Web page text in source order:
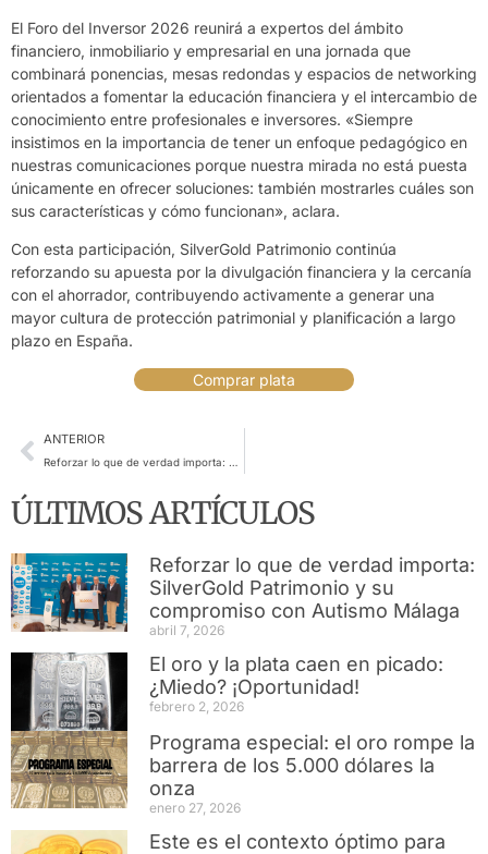
El Foro del Inversor 2026 reunirá a expertos del ámbito
financiero, inmobiliario y empresarial en una jornada que
combinará ponencias, mesas redondas y espacios de networking
orientados a fomentar la educación financiera y el intercambio de
conocimiento entre profesionales e inversores. «Siempre
insistimos en la importancia de tener un enfoque pedagógico en
nuestras comunicaciones porque nuestra mirada no está puesta
únicamente en ofrecer soluciones: también mostrarles cuáles son
sus características y cómo funcionan», aclara.
Con esta participación, SilverGold Patrimonio continúa
reforzando su apuesta por la divulgación financiera y la cercanía
con el ahorrador, contribuyendo activamente a generar una
mayor cultura de protección patrimonial y planificación a largo
plazo en España.
Comprar plata
ANTERIOR
Reforzar lo que de verdad importa: SilverGold Patrimonio y su compromiso con Autismo Málaga
ÚLTIMOS ARTÍCULOS
Reforzar lo que de verdad importa:
SilverGold Patrimonio y su
compromiso con Autismo Málaga
abril 7, 2026
El oro y la plata caen en picado:
¿Miedo? ¡Oportunidad!
febrero 2, 2026
Programa especial: el oro rompe la
barrera de los 5.000 dólares la
onza
enero 27, 2026
Este es el contexto óptimo para